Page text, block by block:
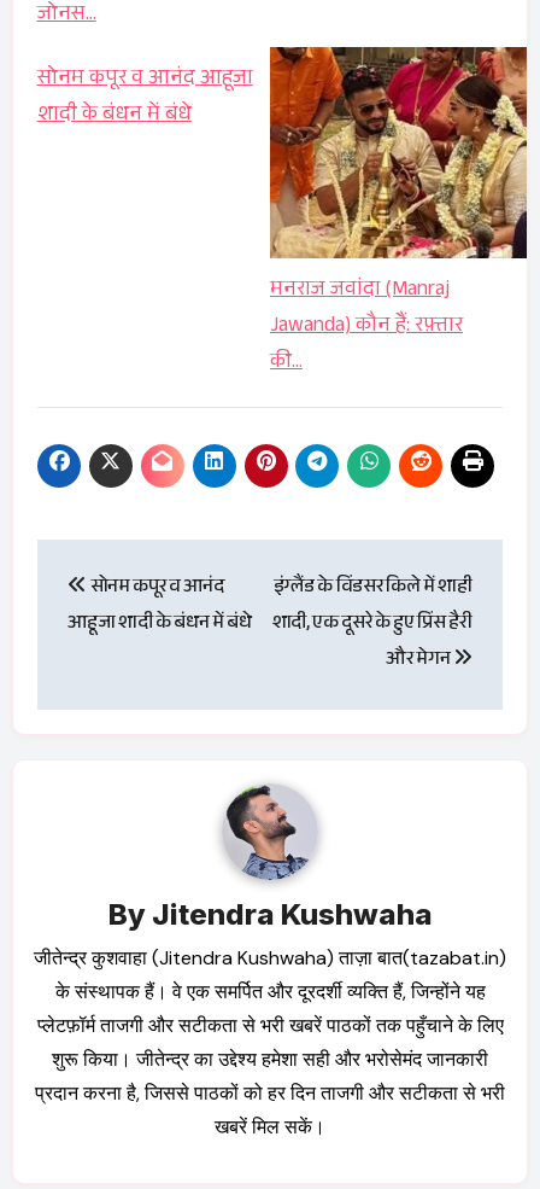
जोनस…
सोनम कपूर व आनंद आहूजा
शादी के बंधन में बंधे
मनराज जवांदा (Manraj
Jawanda) कौन हैं: रफ़्तार
की…
Post
navigation
सोनम कपूर व आनंद
आहूजा शादी के बंधन में बंधे
इंग्लैंड के विंडसर किले में शाही
शादी, एक दूसरे के हुए प्रिंस हैरी
और मेगन
By Jitendra Kushwaha
जीतेन्द्र कुशवाहा (Jitendra Kushwaha) ताज़ा बात(tazabat.in)
के संस्थापक हैं। वे एक समर्पित और दूरदर्शी व्यक्ति हैं, जिन्होंने यह
प्लेटफ़ॉर्म ताजगी और सटीकता से भरी खबरें पाठकों तक पहुँचाने के लिए
शुरू किया। जीतेन्द्र का उद्देश्य हमेशा सही और भरोसेमंद जानकारी
प्रदान करना है, जिससे पाठकों को हर दिन ताजगी और सटीकता से भरी
खबरें मिल सकें।